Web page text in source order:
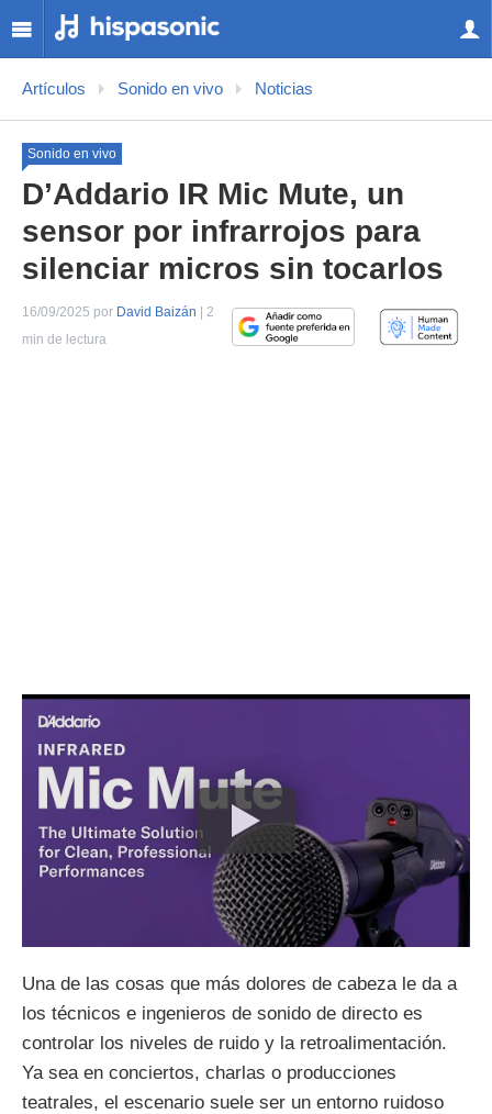
Artículos Sonido en vivo Noticias
Sonido en vivo
D’Addario IR Mic Mute, un
sensor por infrarrojos para
silenciar micros sin tocarlos
16/09/2025 por David Baizán | 2
min de lectura
Una de las cosas que más dolores de cabeza le da a
los técnicos e ingenieros de sonido de directo es
controlar los niveles de ruido y la retroalimentación.
Ya sea en conciertos, charlas o producciones
teatrales, el escenario suele ser un entorno ruidoso